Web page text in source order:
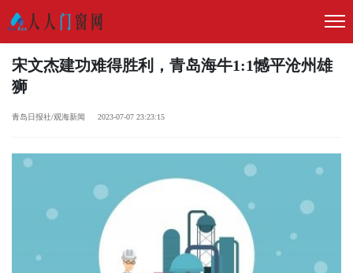
宋文杰建功难得胜利，青岛海牛1:1憾平沧州雄
狮
​青岛日报社/观海新闻 2023-07-07 23:23:15